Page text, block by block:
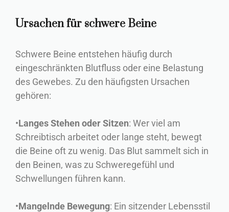
Ursachen für schwere Beine
Schwere Beine entstehen häufig durch
eingeschränkten Blutfluss oder eine Belastung
des Gewebes. Zu den häufigsten Ursachen
gehören:
•Langes Stehen oder Sitzen: Wer viel am
Schreibtisch arbeitet oder lange steht, bewegt
die Beine oft zu wenig. Das Blut sammelt sich in
den Beinen, was zu Schweregefühl und
Schwellungen führen kann.
•Mangelnde Bewegung: Ein sitzender Lebensstil